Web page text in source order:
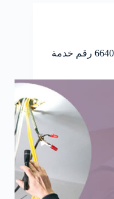
معلم كهربائي شاليهات الدوحة 66409555 رقم خدمة